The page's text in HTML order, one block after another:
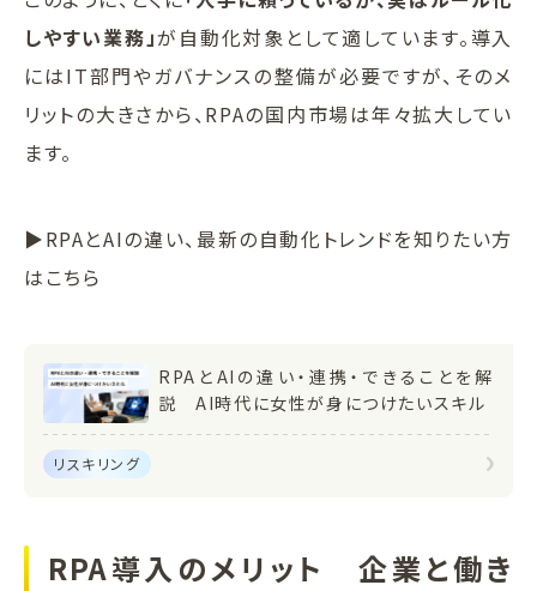
しやすい業務」が自動化対象として適しています。導入
にはIT部門やガバナンスの整備が必要ですが、そのメ
リットの大きさから、RPAの国内市場は年々拡大してい
ます。
▶RPAとAIの違い、最新の自動化トレンドを知りたい方
はこちら
RPAとAIの違い・連携・できることを解
説 AI時代に女性が身につけたいスキル
リスキリング
RPA導入のメリット 企業と働き